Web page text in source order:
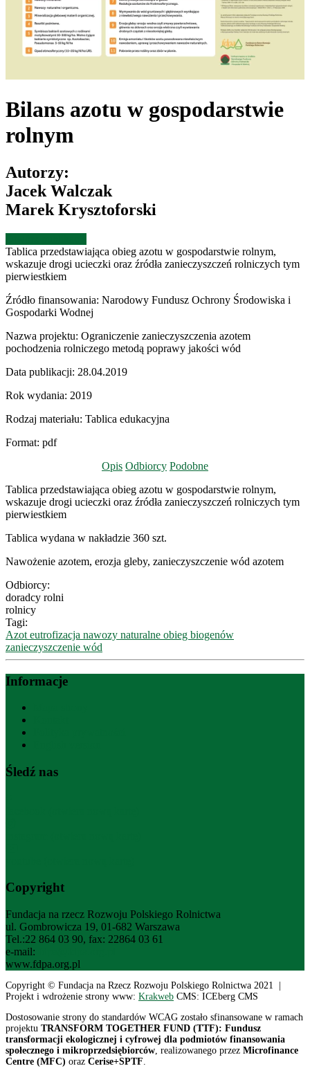
Bilans azotu w gospodarstwie
rolnym
Autorzy:
Jacek Walczak
Marek Krysztoforski
Tablica przedstawiająca obieg azotu w gospodarstwie rolnym,
wskazuje drogi ucieczki oraz źródła zanieczyszczeń rolniczych tym
pierwiestkiem
Źródło finansowania: Narodowy Fundusz Ochrony Środowiska i
Gospodarki Wodnej
Nazwa projektu: Ograniczenie zanieczyszczenia azotem
pochodzenia rolniczego metodą poprawy jakości wód
Data publikacji: 28.04.2019
Rok wydania: 2019
Rodzaj materiału: Tablica edukacyjna
Format: pdf
Opis Odbiorcy Podobne
Tablica przedstawiająca obieg azotu w gospodarstwie rolnym,
wskazuje drogi ucieczki oraz źródła zanieczyszczeń rolniczych tym
pierwiestkiem
Tablica wydana w nakładzie 360 szt.
Nawożenie azotem, erozja gleby, zanieczyszczenie wód azotem
Odbiorcy:
doradcy rolni
rolnicy
Tagi:
Azot eutrofizacja nawozy naturalne obieg biogenów
zanieczyszczenie wód
Informacje
Śledź nas
Copyright
Fundacja na rzecz Rozwoju Polskiego Rolnictwa
ul. Gombrowicza 19, 01-682 Warszawa
Tel.:22 864 03 90, fax: 22864 03 61
e-mail:
www.fdpa.org.pl
Copyright © Fundacja na Rzecz Rozwoju Polskiego Rolnictwa 2021 |
Projekt i wdrożenie strony www: Krakweb CMS: ICEberg CMS
Dostosowanie strony do standardów WCAG zostało sfinansowane w ramach
projektu TRANSFORM TOGETHER FUND (TTF): Fundusz
transformacji ekologicznej i cyfrowej dla podmiotów finansowania
społecznego i mikroprzedsiębiorców, realizowanego przez Microfinance
Centre (MFC) oraz Cerise+SPTF.